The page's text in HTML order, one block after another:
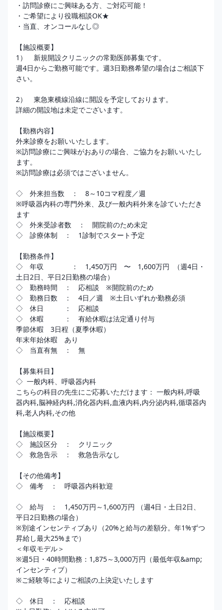
・訪問診療にご興味ある方、ご対応可能！
・ご希望により役職相談OK★
・当直、オンコールなし◎
【施設概要】
1）　新規開設クリニックの常勤医師募集です。
週4日からご勤務可能です。週3日勤務希望の場合はご相談下
さい。
2）　東急東横線沿線に開設を予定しております。
詳細の開設地は未定でございます。
【勤務内容】
外来診療をお願いいたします。
※訪問診療にご興味がおありの場合、ご協力をお願いいたし
ます。
※訪問診療は必須ではございません。
◇　外来担当数　：　8～10コマ程度／週
※呼吸器内科の専門外来、及び一般内科外来を診ていただき
ます
◇　外来受診者数　：　開院前のため未定
◇　診療体制　：　1診制でスタート予定
【勤務条件】
◇　年収　　　　：　1,450万円　〜　1,600万円  （週4日・
土日2日、平日2日勤務の場合）
◇　勤務時間　：　応相談　※開院前のため
◇　勤務日数　：　4日／週　※土日いずれか勤務必須
◇　休日　　　：　応相談
◇　休暇　　　：　有給休暇は法定通り付与
季節休暇　3日程（夏季休暇）
年末年始休暇　あり
◇　当直有無　：　無
【募集科目】
◇  一般内科、呼吸器内科
こちらの科目の先生にご応募いただけます： 一般内科,呼吸
器内科,脳神経内科,消化器内科,血液内科,内分泌内科,循環器内
科,老人内科,その他
【施設概要】
◇　施設区分　：　クリニック
◇　救急告示　：　救急告示なし
【その他備考】
◇　備考　：　呼吸器内科歓迎
◇　給与　：　1,450万円～1,600万円 （週4日・土日2日、
平日2日勤務の場合）
※別途インセンティブあり（20%と給与の差額分。年1%ずつ
昇給し最大25%まで）
＜年収モデル＞
※週5日・40時間勤務：1,875～3,000万円（最低年収&amp;
インセンティブ）
※ご経験等によりご相談の上決定いたします
◇　休日　：　応相談